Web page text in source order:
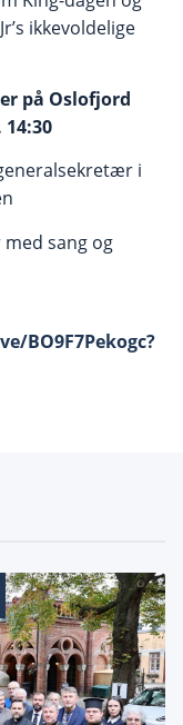
ikkevoldelige
på Oslofjord
i
sang og
BO9F7Pekogc?